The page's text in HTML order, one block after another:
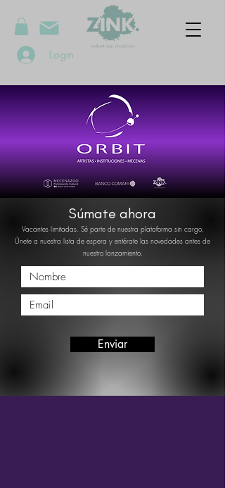
Login
Súmate ahora
Vacantes limitadas. Sé parte de nuestra plataforma sin cargo.
Únete a nuestra lista de espera y entérate las novedades antes de
nuestro lanzamiento.
Enviar